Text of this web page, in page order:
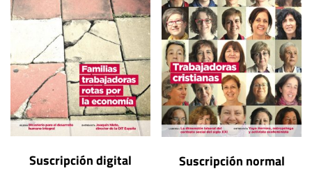
Suscripción digital Suscripción normal